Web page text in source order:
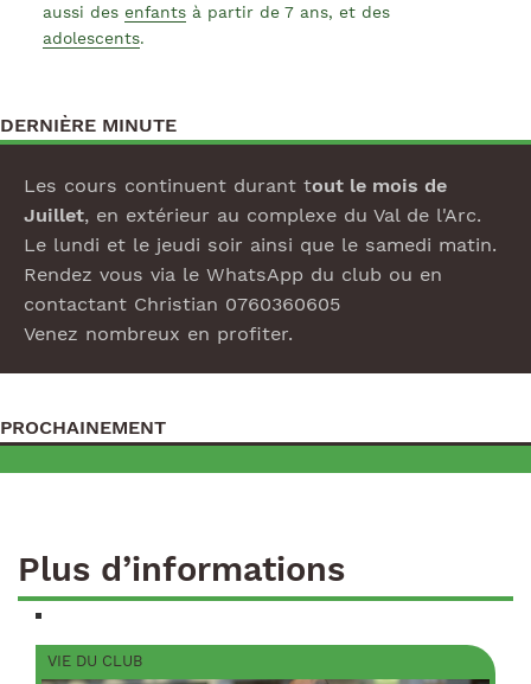
aussi des enfantsà partir de 7 ans, et des
adolescents.
DERNIÈRE MINUTE
Les cours continuent durant tout le mois de
Juillet, en extérieur au complexe du Val de l'Arc.
Le lundi et le jeudi soir ainsi que le samedi matin.
Rendez vous via le WhatsApp du club ou en
contactant Christian 0760360605
Venez nombreux en profiter.
PROCHAINEMENT
Plus d’informations
VIE DU CLUB